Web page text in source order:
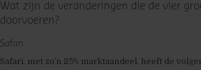
Wat zijn de veranderingen die de vier
doorvoeren?
Safari
Safari, met zo’n 25% marktaandeel, heeft de